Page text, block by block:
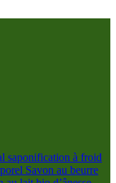
saponification à froid
Savon au beurre